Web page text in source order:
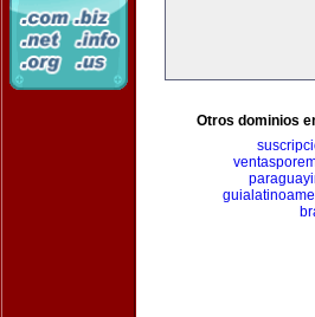
Otros dominios